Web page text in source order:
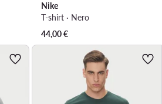
Nike
T-shirt · Nero
44,00€